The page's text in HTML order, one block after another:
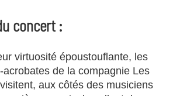
concert :
virtuosité époustouflante, les
de la compagnie Les
aux côtés des musiciens